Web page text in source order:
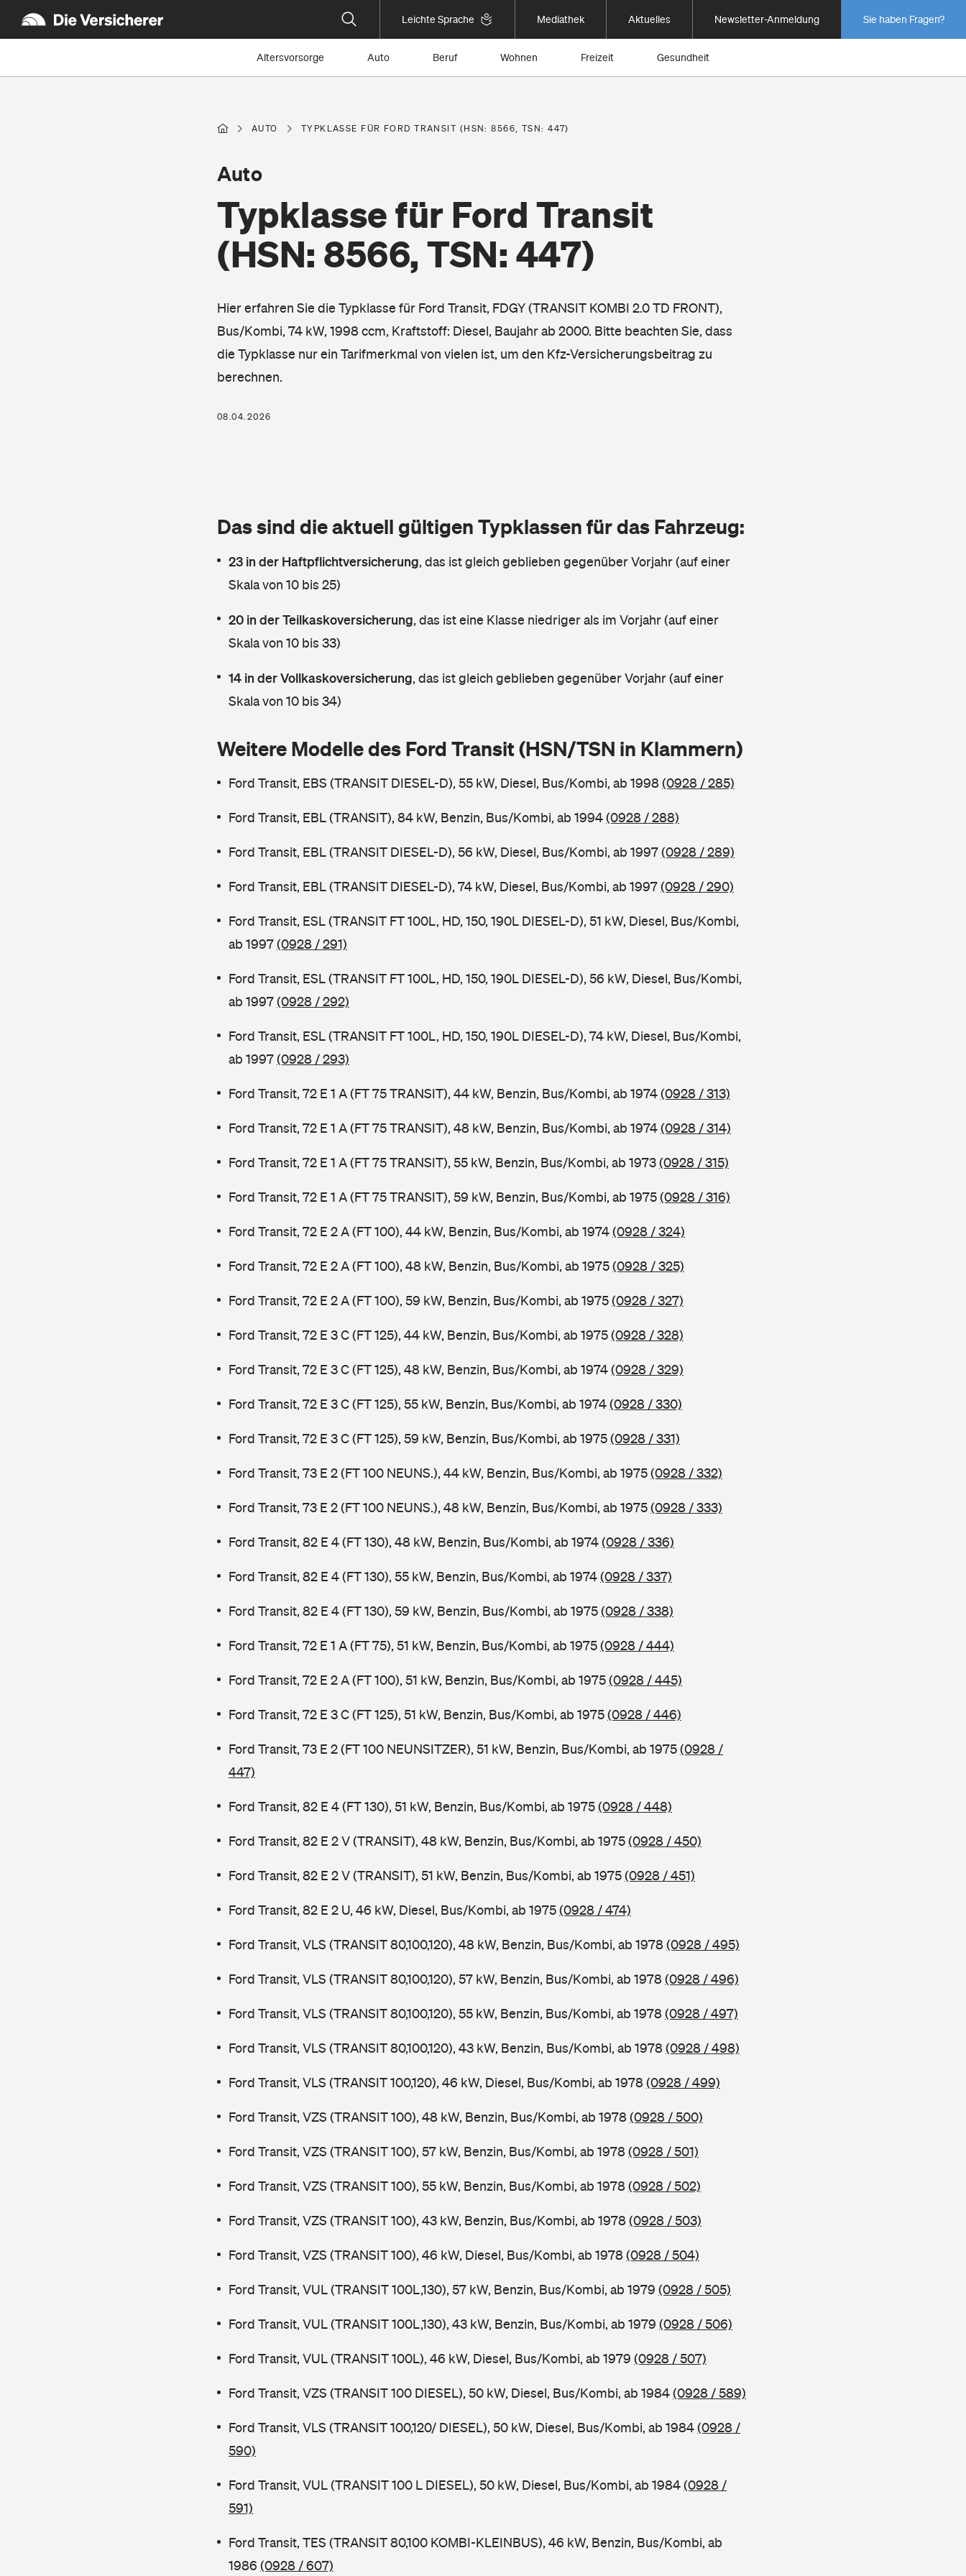
Leichte Sprache Mediathek Aktuelles Newsletter-Anmeldung Sie haben Fragen?
Altersvorsorge Auto Beruf Wohnen Freizeit Gesundheit
AUTO TYPKLASSE FÜR FORD TRANSIT (HSN: 8566, TSN: 447)
Typklasse für Ford Transit
(HSN: 8566, TSN: 447)
Auto
Hier erfahren Sie die Typklasse für Ford Transit, FDGY (TRANSIT KOMBI 2.0 TD FRONT),
Bus/Kombi, 74 kW, 1998 ccm, Kraftstoff: Diesel, Baujahr ab 2000. Bitte beachten Sie, dass
die Typklasse nur ein Tarifmerkmal von vielen ist, um den Kfz-Versicherungsbeitrag zu
berechnen.
08.04.2026
Das sind die aktuell gültigen Typklassen für das Fahrzeug:
23 in der Haftpflichtversicherung, das ist gleich geblieben gegenüber Vorjahr (auf einer
Skala von 10 bis 25)
20 in der Teilkaskoversicherung, das ist eine Klasse niedriger als im Vorjahr (auf einer
Skala von 10 bis 33)
14 in der Vollkaskoversicherung, das ist gleich geblieben gegenüber Vorjahr (auf einer
Skala von 10 bis 34)
Weitere Modelle des Ford Transit (HSN/TSN in Klammern)
Ford Transit, EBS (TRANSIT DIESEL-D), 55 kW, Diesel, Bus/Kombi, ab 1998(0928 / 285)
Ford Transit, EBL (TRANSIT), 84 kW, Benzin, Bus/Kombi, ab 1994(0928 / 288)
Ford Transit, EBL (TRANSIT DIESEL-D), 56 kW, Diesel, Bus/Kombi, ab 1997(0928 / 289)
Ford Transit, EBL (TRANSIT DIESEL-D), 74 kW, Diesel, Bus/Kombi, ab 1997(0928 / 290)
Ford Transit, ESL (TRANSIT FT 100L, HD, 150, 190L DIESEL-D), 51 kW, Diesel, Bus/Kombi,
ab 1997(0928 / 291)
Ford Transit, ESL (TRANSIT FT 100L, HD, 150, 190L DIESEL-D), 56 kW, Diesel, Bus/Kombi,
ab 1997(0928 / 292)
Ford Transit, ESL (TRANSIT FT 100L, HD, 150, 190L DIESEL-D), 74 kW, Diesel, Bus/Kombi,
ab 1997(0928 / 293)
Ford Transit, 72 E 1 A (FT 75 TRANSIT), 44 kW, Benzin, Bus/Kombi, ab 1974(0928 / 313)
Ford Transit, 72 E 1 A (FT 75 TRANSIT), 48 kW, Benzin, Bus/Kombi, ab 1974(0928 / 314)
Ford Transit, 72 E 1 A (FT 75 TRANSIT), 55 kW, Benzin, Bus/Kombi, ab 1973(0928 / 315)
Ford Transit, 72 E 1 A (FT 75 TRANSIT), 59 kW, Benzin, Bus/Kombi, ab 1975(0928 / 316)
Ford Transit, 72 E 2 A (FT 100), 44 kW, Benzin, Bus/Kombi, ab 1974(0928 / 324)
Ford Transit, 72 E 2 A (FT 100), 48 kW, Benzin, Bus/Kombi, ab 1975(0928 / 325)
Ford Transit, 72 E 2 A (FT 100), 59 kW, Benzin, Bus/Kombi, ab 1975(0928 / 327)
Ford Transit, 72 E 3 C (FT 125), 44 kW, Benzin, Bus/Kombi, ab 1975(0928 / 328)
Ford Transit, 72 E 3 C (FT 125), 48 kW, Benzin, Bus/Kombi, ab 1974(0928 / 329)
Ford Transit, 72 E 3 C (FT 125), 55 kW, Benzin, Bus/Kombi, ab 1974(0928 / 330)
Ford Transit, 72 E 3 C (FT 125), 59 kW, Benzin, Bus/Kombi, ab 1975(0928 / 331)
Ford Transit, 73 E 2 (FT 100 NEUNS.), 44 kW, Benzin, Bus/Kombi, ab 1975(0928 / 332)
Ford Transit, 73 E 2 (FT 100 NEUNS.), 48 kW, Benzin, Bus/Kombi, ab 1975(0928 / 333)
Ford Transit, 82 E 4 (FT 130), 48 kW, Benzin, Bus/Kombi, ab 1974(0928 / 336)
Ford Transit, 82 E 4 (FT 130), 55 kW, Benzin, Bus/Kombi, ab 1974(0928 / 337)
Ford Transit, 82 E 4 (FT 130), 59 kW, Benzin, Bus/Kombi, ab 1975(0928 / 338)
Ford Transit, 72 E 1 A (FT 75), 51 kW, Benzin, Bus/Kombi, ab 1975(0928 / 444)
Ford Transit, 72 E 2 A (FT 100), 51 kW, Benzin, Bus/Kombi, ab 1975(0928 / 445)
Ford Transit, 72 E 3 C (FT 125), 51 kW, Benzin, Bus/Kombi, ab 1975(0928 / 446)
Ford Transit, 73 E 2 (FT 100 NEUNSITZER), 51 kW, Benzin, Bus/Kombi, ab 1975(0928 /
447)
Ford Transit, 82 E 4 (FT 130), 51 kW, Benzin, Bus/Kombi, ab 1975(0928 / 448)
Ford Transit, 82 E 2 V (TRANSIT), 48 kW, Benzin, Bus/Kombi, ab 1975(0928 / 450)
Ford Transit, 82 E 2 V (TRANSIT), 51 kW, Benzin, Bus/Kombi, ab 1975(0928 / 451)
Ford Transit, 82 E 2 U, 46 kW, Diesel, Bus/Kombi, ab 1975(0928 / 474)
Ford Transit, VLS (TRANSIT 80,100,120), 48 kW, Benzin, Bus/Kombi, ab 1978(0928 / 495)
Ford Transit, VLS (TRANSIT 80,100,120), 57 kW, Benzin, Bus/Kombi, ab 1978(0928 / 496)
Ford Transit, VLS (TRANSIT 80,100,120), 55 kW, Benzin, Bus/Kombi, ab 1978(0928 / 497)
Ford Transit, VLS (TRANSIT 80,100,120), 43 kW, Benzin, Bus/Kombi, ab 1978(0928 / 498)
Ford Transit, VLS (TRANSIT 100,120), 46 kW, Diesel, Bus/Kombi, ab 1978(0928 / 499)
Ford Transit, VZS (TRANSIT 100), 48 kW, Benzin, Bus/Kombi, ab 1978(0928 / 500)
Ford Transit, VZS (TRANSIT 100), 57 kW, Benzin, Bus/Kombi, ab 1978(0928 / 501)
Ford Transit, VZS (TRANSIT 100), 55 kW, Benzin, Bus/Kombi, ab 1978(0928 / 502)
Ford Transit, VZS (TRANSIT 100), 43 kW, Benzin, Bus/Kombi, ab 1978(0928 / 503)
Ford Transit, VZS (TRANSIT 100), 46 kW, Diesel, Bus/Kombi, ab 1978(0928 / 504)
Ford Transit, VUL (TRANSIT 100L,130), 57 kW, Benzin, Bus/Kombi, ab 1979 (0928 / 505)
Ford Transit, VUL (TRANSIT 100L,130), 43 kW, Benzin, Bus/Kombi, ab 1979 (0928 / 506)
Ford Transit, VUL (TRANSIT 100L), 46 kW, Diesel, Bus/Kombi, ab 1979 (0928 / 507)
Ford Transit, VZS (TRANSIT 100 DIESEL), 50 kW, Diesel, Bus/Kombi, ab 1984(0928 / 589)
Ford Transit, VLS (TRANSIT 100,120/ DIESEL), 50 kW, Diesel, Bus/Kombi, ab 1984(0928 /
590)
Ford Transit, VUL (TRANSIT 100 L DIESEL), 50 kW, Diesel, Bus/Kombi, ab 1984(0928 /
591)
Ford Transit, TES (TRANSIT 80,100 KOMBI-KLEINBUS), 46 kW, Benzin, Bus/Kombi, ab
1986 (0928 / 607)